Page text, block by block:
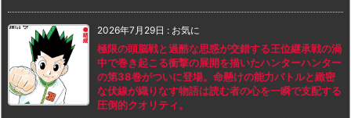
2026年7月29日 : お気に
極限の頭脳戦と過酷な思惑が交錯する王位継承戦の渦
中で巻き起こる衝撃の展開を描いたハンターハンター
の第38巻がついに登場。命懸けの能力バトルと緻密
な伏線が織りなす物語は読む者の心を一瞬で支配する
圧倒的クオリティ。